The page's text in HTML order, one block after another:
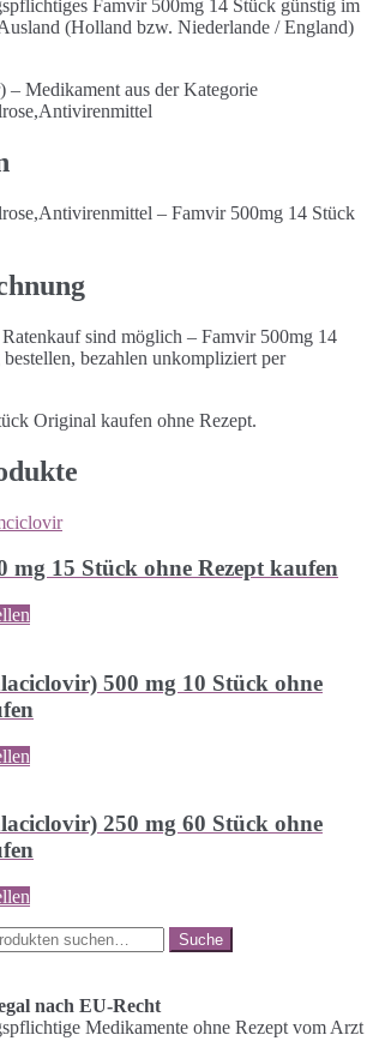
Famvir 500mg 14 Stück günstig im
(Holland bzw. Niederlande / England)
– Medikament aus der Kategorie
– Famvir 500mg 14 Stück
sind möglich – Famvir 500mg 14
bezahlen unkompliziert per
Original kaufen ohne Rezept.
mg 15 Stück ohne Rezept kaufen
500 mg 10 Stück ohne
250 mg 60 Stück ohne
nach EU-Recht
Medikamente ohne Rezept vom Arzt